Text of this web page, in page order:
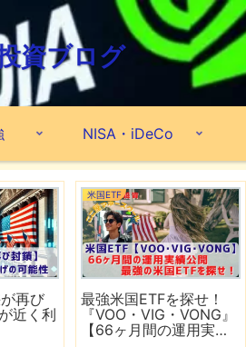
資ブログ
NISA・iDeCo
再び
近く利
米国ETF
最強米国ETFを探せ！
『VOO・VIG・VONG』
【66ヶ月間の運用実績